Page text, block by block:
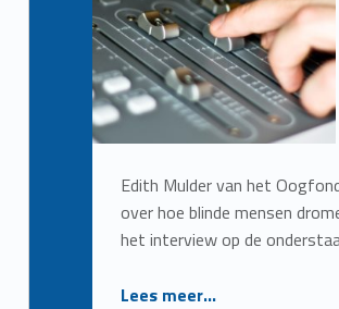
Edith Mulder van het
over hoe blinde mensen
het interview op de
Lees meer…